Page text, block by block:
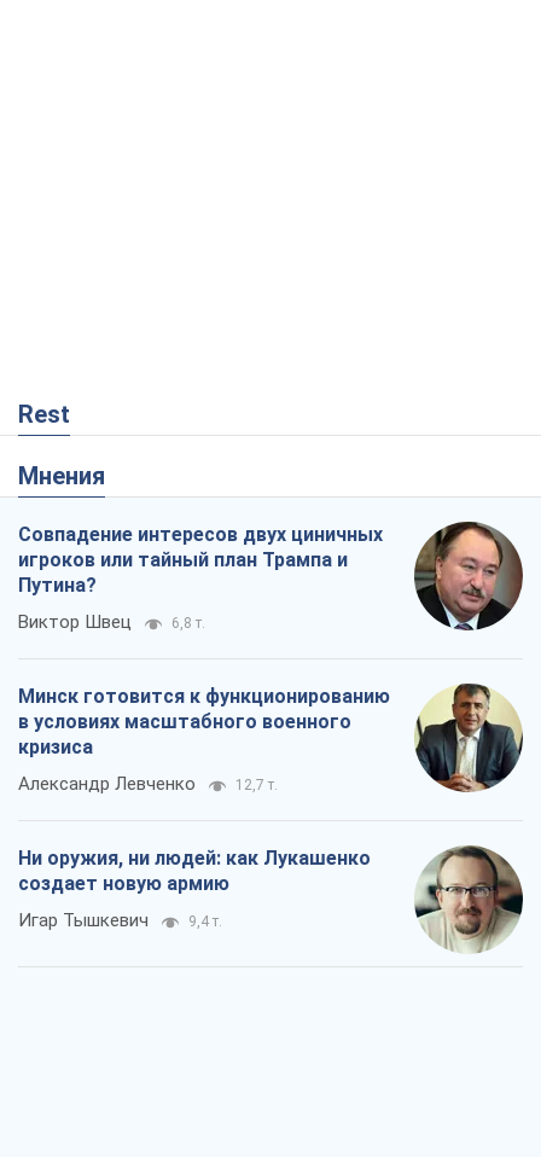
Rest
Мнения
Совпадение интересов двух циничных
игроков или тайный план Трампа и
Путина?
Виктор Швец 6,8 т.
Минск готовится к функционированию
в условиях масштабного военного
кризиса
Александр Левченко 12,7 т.
Ни оружия, ни людей: как Лукашенко
создает новую армию
Игар Тышкевич 9,4 т.